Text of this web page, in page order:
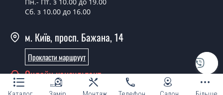
Яка вартість найдешевших вхідних
Від 5200 грн.
Потрібні двері вхідні економ класу,
що порадите?
Кожна наша порада індивідуальна, у тому числі і з
Сб. з 10.00 до 16.00
м. Київ, просп. Бажана, 14
Прокласти маршруут
Онлайн консультант